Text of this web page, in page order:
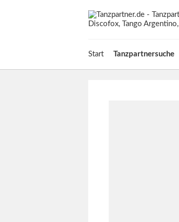
Start Tanzpartnersuche